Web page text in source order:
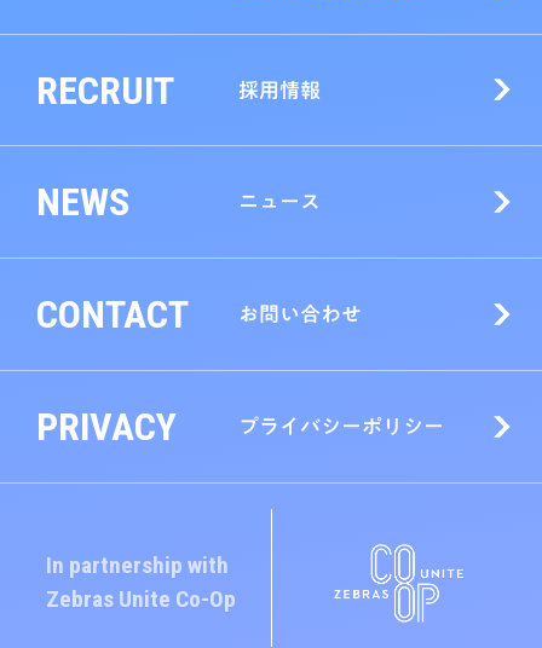
RECRUIT 採用情報
NEWS ニュース
CONTACT お問い合わせ
PRIVACY プライバシーポリシー
In partnership with
Zebras Unite Co-Op